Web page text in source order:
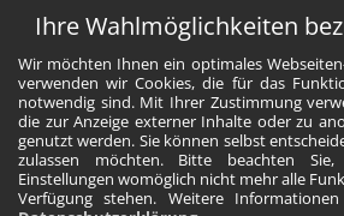
Ihre Wahlmöglichkeiten
Wir möchten Ihnen ein optimales
verwenden wir Cookies, die für das
notwendig sind. Mit Ihrer Zustimmung
die zur Anzeige externer Inhalte oder zu
genutzt werden. Sie können selbst
zulassen möchten. Bitte beachten
Einstellungen womöglich nicht mehr alle
Verfügung stehen. Weitere